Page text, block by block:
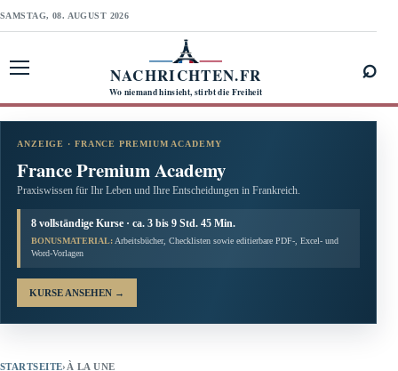
SAMSTAG, 08. AUGUST 2026
NACHRICHTEN.FR
Wo niemand hinsieht, stirbt die Freiheit
⌕
ANZEIGE · FRANCE PREMIUM ACADEMY
France Premium Academy
Praxiswissen für Ihr Leben und Ihre Entscheidungen in Frankreich.
8 vollständige Kurse · ca. 3 bis 9 Std. 45 Min.
BONUSMATERIAL: Arbeitsbücher, Checklisten sowie editierbare PDF-, Excel- und
Word-Vorlagen
KURSE ANSEHEN →
STARTSEITE› À LA UNE